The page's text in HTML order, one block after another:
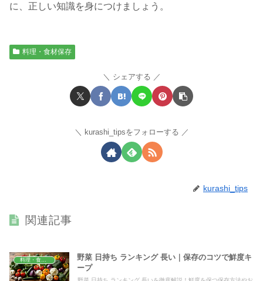
に、正しい知識を身につけましょう。
料理・食材保存
シェアする
kurashi_tipsをフォローする
kurashi_tips
関連記事
野菜 日持ち ランキング 長い｜保存のコツで鮮度キ
ープ